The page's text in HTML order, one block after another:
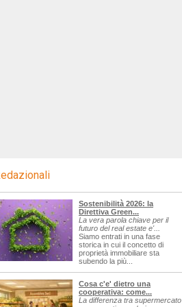
Sostenibilità 2026: la
Direttiva Green...
La vera parola chiave per il
futuro del real estate e'...
Siamo entrati in una fase
storica in cui il concetto di
proprietà immobiliare sta
subendo la più...
Cosa c'e' dietro una
cooperativa: come...
La differenza tra supermercato